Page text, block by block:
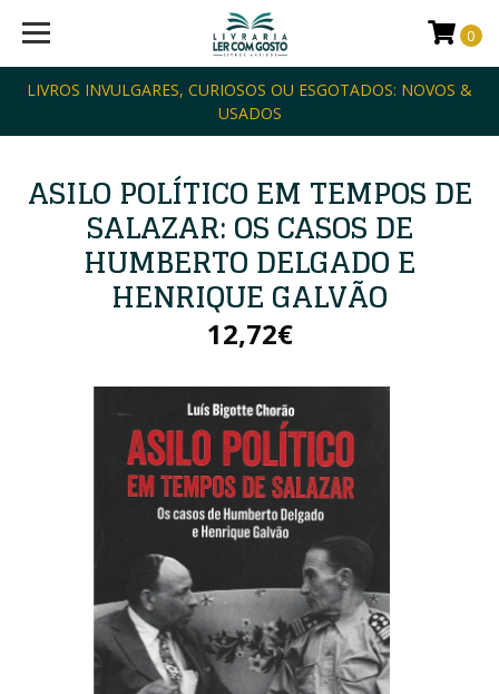
LIVROS INVULGARES, CURIOSOS OU ESGOTADOS: NOVOS &
USADOS
0
ASILO POLÍTICO EM TEMPOS DE
SALAZAR: OS CASOS DE
HUMBERTO DELGADO E
HENRIQUE GALVÃO
12,72€